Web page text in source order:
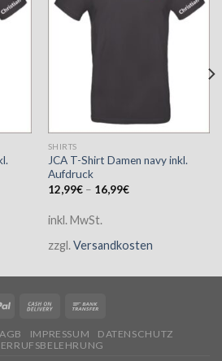
SHIRTS
JCA T-Shirt Damen navy inkl.
Aufdruck
12,99€– 16,99€
inkl. MwSt.
zzgl. Versandkosten
AGB IMPRESSUM
DATENSCHUTZ